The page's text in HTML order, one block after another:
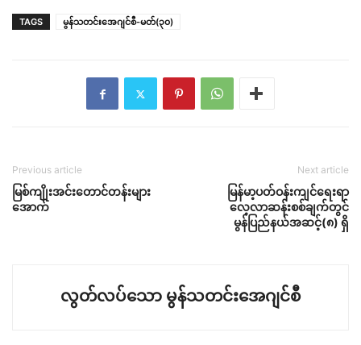
TAGS မွန်သတင်းအေဂျင်စီ-မတ်(၃၀)
Previous article
မြစ်ကျိုးအင်းတောင်တန်းများ
အောက်
Next article
မြန်မာ့ပတ်ဝန်းကျင်ရေးရာ
လေ့လာဆန်းစစ်ချက်တွင်
မွန်ပြည်နယ်အဆင့်(၈) ရှိ
လွတ်လပ်သော မွန်သတင်းအေဂျင်စီ